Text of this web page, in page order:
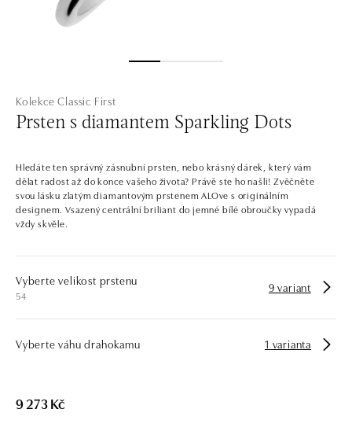
Kolekce Classic First
Prsten s diamantem Sparkling Dots
Hledáte ten správný zásnubní prsten, nebo krásný dárek, který vám
dělat radost až do konce vašeho života? Právě ste ho našli! Zvěčněte
svou lásku zlatým diamantovým prstenem ALOve s originálním
designem. Vsazený centrální briliant do jemné bílé obroučky vypadá
vždy skvěle.
Vyberte velikost prstenu
54
9 variant
Vyberte váhu drahokamu 1 varianta
9 273 Kč